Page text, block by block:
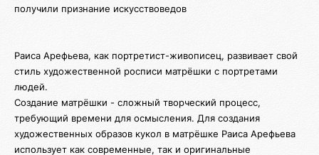
получили признание искусствоведов
Раиса Арефьева, как портретист-живописец, развивает свой
стиль художественной росписи матрёшки с портретами
людей.
Создание матрёшки - сложный творческий процесс,
требующий времени для осмысления. Для создания
художественных образов кукол в матрёшке Раиса Арефьева
использует как современные, так и оригинальные